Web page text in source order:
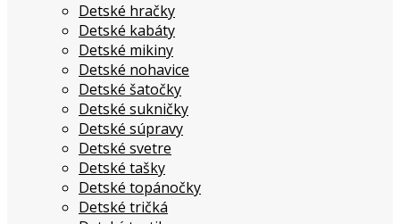
Detské hračky
Detské kabáty
Detské mikiny
Detské nohavice
Detské šatočky
Detské sukničky
Detské súpravy
Detské svetre
Detské tašky
Detské topánočky
Detské tričká